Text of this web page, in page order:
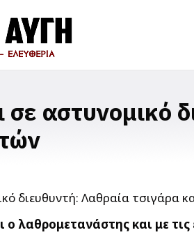
σε αστυνομικό
λαθρομετανάστης και με